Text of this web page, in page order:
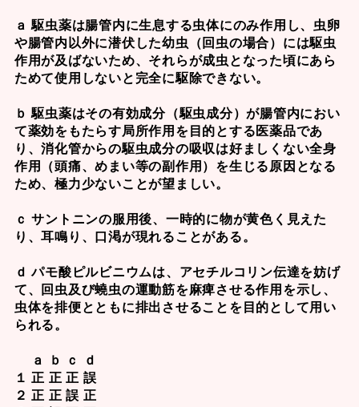
ａ 駆虫薬は腸管内に生息する虫体にのみ作用し、虫卵
や腸管内以外に潜伏した幼虫（回虫の場合）には駆虫
作用が及ばないため、それらが成虫となった頃にあら
ためて使用しないと完全に駆除できない。
ｂ 駆虫薬はその有効成分（駆虫成分）が腸管内におい
て薬効をもたらす局所作用を目的とする医薬品であ
り、消化管からの駆虫成分の吸収は好ましくない全身
作用（頭痛、めまい等の副作用）を生じる原因となる
ため、極力少ないことが望ましい。
ｃ サントニンの服用後、一時的に物が黄色く見えた
り、耳鳴り、口渇が現れることがある。
ｄ パモ酸ピルビニウムは、アセチルコリン伝達を妨げ
て、回虫及び蟯虫の運動筋を麻痺させる作用を示し、
虫体を排便とともに排出させることを目的として用い
られる。
ａ ｂ ｃ ｄ
１ 正 正 正 誤
２ 正 正 誤 正